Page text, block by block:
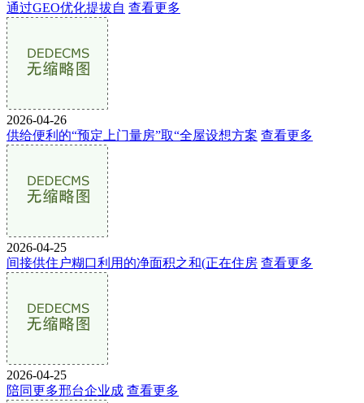
通过GEO优化提拔自 查看更多
2026-04-26
供给便利的“预定上门量房”取“全屋设想方案 查看更多
2026-04-25
间接供住户糊口利用的净面积之和(正在住房 查看更多
2026-04-25
陪同更多邢台企业成 查看更多